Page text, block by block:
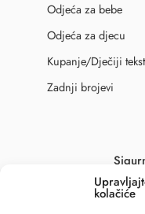
kolačiće
Odjeća za bebe
Odjeća za djecu
Kupanje/Dječiji
Zadnji brojevi